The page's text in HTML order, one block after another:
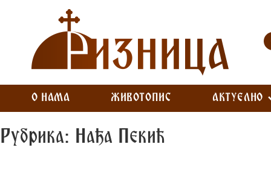
О НАМА ЖИВОТОПИС АКТУЕЛНО
Рубрика: Нађа Пекић